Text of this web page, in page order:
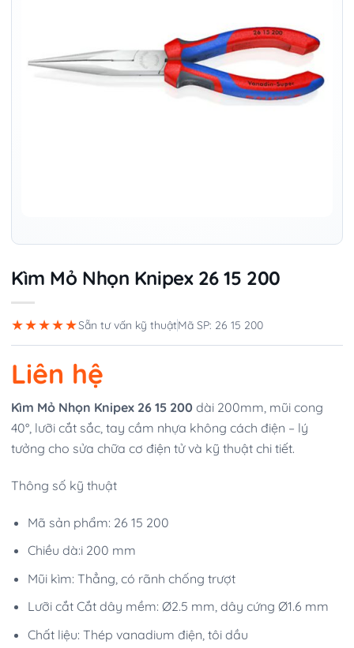
Kìm Mỏ Nhọn Knipex 26 15 200
★★★★★Sẵn tư vấn kỹ thuậtMã SP: 26 15 200
Liên hệ
Kìm Mỏ Nhọn Knipex 26 15 200 dài 200mm, mũi cong
40°, lưỡi cắt sắc, tay cầm nhựa không cách điện – lý
tưởng cho sửa chữa cơ điện tử và kỹ thuật chi tiết.
Thông số kỹ thuật
Mã sản phẩm: 26 15 200
Chiều dà:i 200 mm
Mũi kìm: Thẳng, có rãnh chống trượt
Lưỡi cắt Cắt dây mềm: Ø2.5 mm, dây cứng Ø1.6 mm
Chất liệu: Thép vanadium điện, tôi dầu